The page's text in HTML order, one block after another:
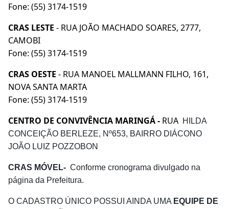
Fone: (55) 3174-1519
CRAS LESTE - RUA JOÃO MACHADO SOARES, 2777,
CAMOBI
Fone: (55) 3174-1519
CRAS OESTE - RUA MANOEL MALLMANN FILHO, 161,
NOVA SANTA MARTA
Fone: (55) 3174-1519
CENTRO DE CONVIVÊNCIA MARINGÁ - RUA HILDA
CONCEIÇÃO BERLEZE, Nº653, BAIRRO DIÁCONO
JOÃO LUIZ POZZOBON
CRAS MÓVEL- Conforme cronograma divulgado na
página da Prefeitura.
O CADASTRO ÚNICO POSSUI AINDA UMA EQUIPE DE